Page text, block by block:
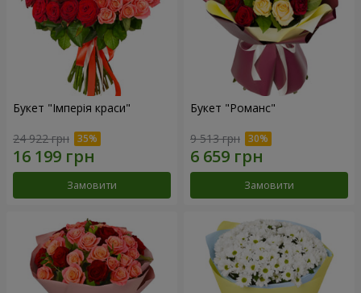
Букет "Імперія краси"
24 922 грн
Замовити
Букет "Романс"
9 513 грн
Замовити